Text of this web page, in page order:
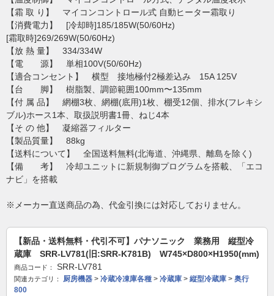
【霜 取 り】 マイコンコントロール式 自動ヒーター霜取り
【消費電力】 [冷却時]185/185W(50/60Hz)
[霜取時]269/269W(50/60Hz)
【放 熱 量】 334/334W
【電 源】 単相100V(50/60Hz)
【適合コンセント】 横型 接地極付2極差込み 15A 125V
【台 脚】 樹脂製、調節範囲100mm〜135mm
【付 属 品】 網棚3枚、網棚(底用)1枚、棚受12個、排水(フレキシ
ブル)ホース1本、取扱説明書1冊、ねじ4本
【そ の 他】 凝縮器フィルター
【製品質量】 88kg
【送料について】 全国送料無料(北海道、沖縄県、離島を除く)
【備 考】 冷却ユニットに新規制御プログラムを搭載、「エコ
ナビ」を搭載
※メーカー直送商品の為、代金引換には対応しておりません。
【新品・送料無料・代引不可】パナソニック 業務用 縦型冷
蔵庫 SRR-LV781(旧:SRR-K781B) W745×D800×H1950(mm)
商品コード： SRR-LV781
関連カテゴリ： 厨房機器 > 冷蔵冷凍庫各種 > 冷蔵庫 > 縦型冷蔵庫 > 奥行
800